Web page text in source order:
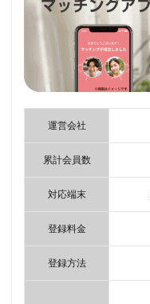
運営会社
累計会員数
対応端末
登録料金
登録方法